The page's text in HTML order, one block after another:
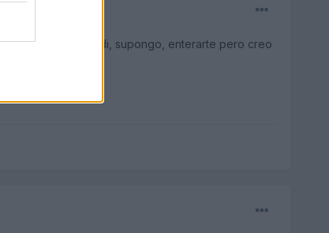
concesionario audi, supongo, enterarte pero creo